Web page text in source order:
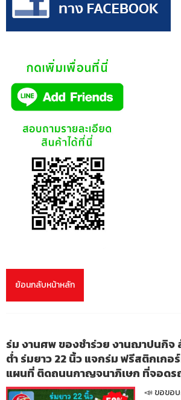
ย้อนกลับหน้าหลัก
ร่ม งานศพ ของชำร่วย งานฌาปนกิจ
ต่ำ ร่มยาว 22 นิ้ว แจกร่ม ฟรีสติกเก
แผนที่ ติดถนนกาญจนาภิเษก ที่จอดร
📣 ขอขอ